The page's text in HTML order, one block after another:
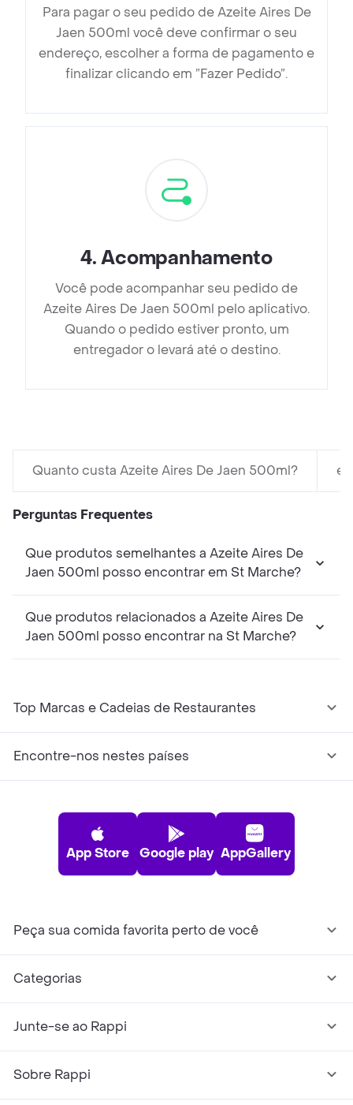
Para pagar o seu pedido de Azeite Aires De
Jaen 500ml você deve confirmar o seu
endereço, escolher a forma de pagamento e
finalizar clicando em ”Fazer Pedido”.
4.Acompanhamento
Você pode acompanhar seu pedido de
Azeite Aires De Jaen 500ml pelo aplicativo.
Quando o pedido estiver pronto, um
entregador o levará até o destino.
Quanto custa Azeite Aires De Jaen 500ml?
Perguntas Frequentes
Que produtos semelhantes a Azeite Aires De
Jaen 500ml posso encontrar em St Marche?
Que produtos relacionados a Azeite Aires De
Jaen 500ml posso encontrar na St Marche?
Top Marcas e Cadeias de Restaurantes
Encontre-nos nestes países
App Store Google play AppGallery
Peça sua comida favorita perto de você
Categorias
Junte-se ao Rappi
Sobre Rappi